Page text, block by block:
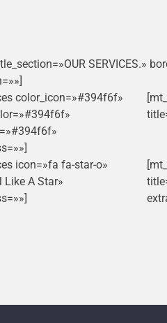
SERVICES.»
color_icon=»#394f6f»
icon=»fa fa-star-o»
Like A Star»